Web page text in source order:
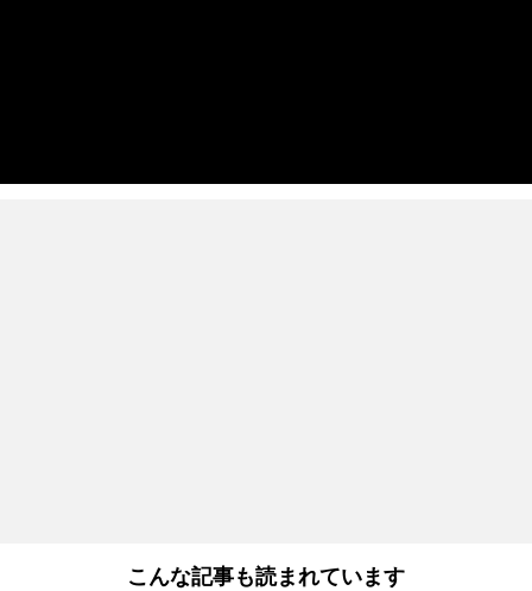
こんな記事も読まれています